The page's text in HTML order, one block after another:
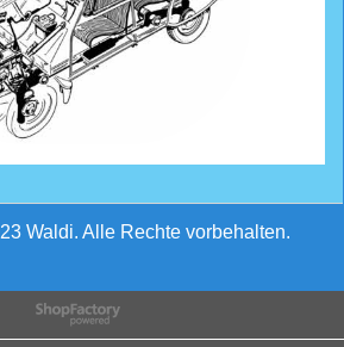
Waldi. Alle Rechte vorbehalten.
WebShop erstellt mit
ShopFactory Shop